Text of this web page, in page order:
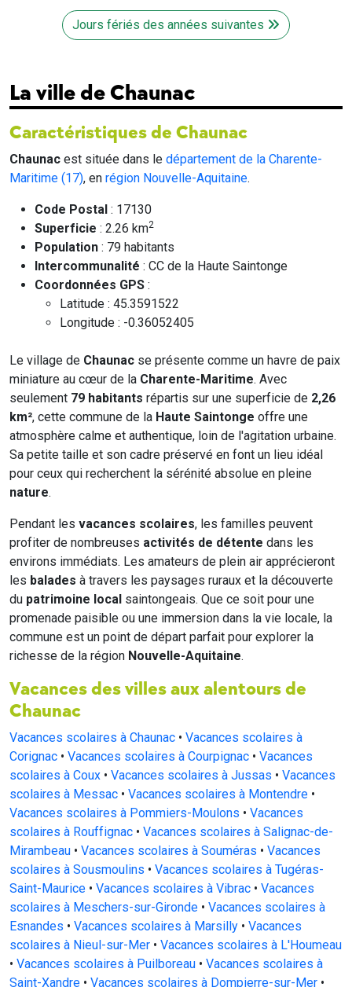
Jours fériés des années suivantes
La ville de Chaunac
Caractéristiques de Chaunac
Chaunac est située dans le département de la Charente-
Maritime (17), en région Nouvelle-Aquitaine.
Code Postal : 17130
Superficie : 2.26 km2
Population : 79 habitants
Intercommunalité : CC de la Haute Saintonge
Coordonnées GPS :
Latitude : 45.3591522
Longitude : -0.36052405
Le village de Chaunac se présente comme un havre de paix
miniature au cœur de la Charente-Maritime. Avec
seulement 79 habitants répartis sur une superficie de 2,26
km², cette commune de la Haute Saintonge offre une
atmosphère calme et authentique, loin de l'agitation urbaine.
Sa petite taille et son cadre préservé en font un lieu idéal
pour ceux qui recherchent la sérénité absolue en pleine
nature.
Pendant les vacances scolaires, les familles peuvent
profiter de nombreuses activités de détente dans les
environs immédiats. Les amateurs de plein air apprécieront
les balades à travers les paysages ruraux et la découverte
du patrimoine local saintongeais. Que ce soit pour une
promenade paisible ou une immersion dans la vie locale, la
commune est un point de départ parfait pour explorer la
richesse de la région Nouvelle-Aquitaine.
Vacances des villes aux alentours de
Chaunac
Vacances scolaires à Chaunac • Vacances scolaires à
Corignac • Vacances scolaires à Courpignac • Vacances
scolaires à Coux • Vacances scolaires à Jussas • Vacances
scolaires à Messac • Vacances scolaires à Montendre •
Vacances scolaires à Pommiers-Moulons • Vacances
scolaires à Rouffignac • Vacances scolaires à Salignac-de-
Mirambeau • Vacances scolaires à Souméras • Vacances
scolaires à Sousmoulins • Vacances scolaires à Tugéras-
Saint-Maurice • Vacances scolaires à Vibrac • Vacances
scolaires à Meschers-sur-Gironde • Vacances scolaires à
Esnandes • Vacances scolaires à Marsilly • Vacances
scolaires à Nieul-sur-Mer • Vacances scolaires à L'Houmeau
• Vacances scolaires à Puilboreau • Vacances scolaires à
Saint-Xandre • Vacances scolaires à Dompierre-sur-Mer •